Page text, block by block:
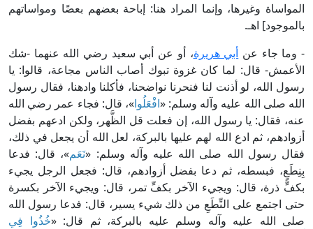
المواساة وغيرها، وإنما المراد هنا: إباحة بعضهم بعضًا ومواساتهم
بالموجود] اهـ.
- وما جاء عن أبي هريرة، أو عن أبي سعيد رضي الله عنهما -شك
الأعمش- قال: لما كان غزوة تبوك أصاب الناس مجاعة، قالوا: يا
رسول الله، لو أذنت لنا فنحرنا نواضحنا، فأكلنا وادهنا، فقال رسول
الله صلى الله عليه وآله وسلم: «افْعَلُوا»، قال: فجاء عمر رضي الله
عنه، فقال: يا رسول الله، إن فعلت قل الظَّهر، ولكن ادعهم بفضل
أزوادهم، ثم ادع الله لهم عليها بالبركة، لعل الله أن يجعل في ذلك،
فقال رسول الله صلى الله عليه وآله وسلم: «نَعَم»، قال: فدعا
بِنِطَعٍ، فبسطه، ثم دعا بفضل أزوادهم، قال: فجعل الرجل يجيء
بكفِّ ذرة، قال: ويجيء الآخر بكفِّ تمر، قال: ويجيء الآخر بكسرة
حتى اجتمع على النِّطَعِ من ذلك شيء يسير، قال: فدعا رسول الله
صلى الله عليه وآله وسلم عليه بالبركة، ثم قال: «خُذُوا فِي